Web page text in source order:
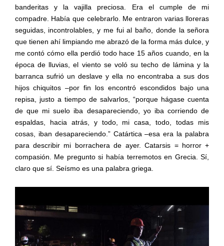
banderitas y la vajilla preciosa. Era el cumple de mi
compadre. Había que celebrarlo. Me entraron varias lloreras
seguidas, incontrolables, y me fui al baño, donde la señora
que tienen ahí limpiando me abrazó de la forma más dulce, y
me contó cómo ella perdió todo hace 15 años cuando, en la
época de lluvias, el viento se voló su techo de lámina y la
barranca sufrió un deslave y ella no encontraba a sus dos
hijos chiquitos –por fin los encontró escondidos bajo una
repisa, justo a tiempo de salvarlos, “porque hágase cuenta
de que mi suelo iba desapareciendo, yo iba corriendo de
espaldas, hacia atrás, y todo, mi casa, todo, todas mis
cosas, iban desapareciendo.” Catártica –esa era la palabra
para describir mi borrachera de ayer. Catarsis = horror +
compasión. Me pregunto si había terremotos en Grecia. Sí,
claro que sí. Seísmo es una palabra griega.